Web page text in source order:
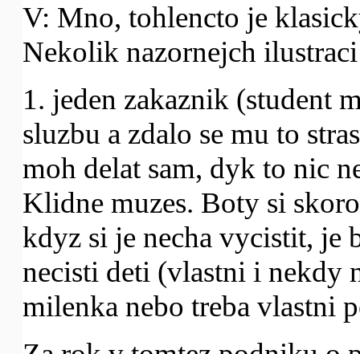
V: Mno, tohlencto je
Nekolik nazornejch
1. jeden zakaznik (student
sluzbu a zdalo se mu to
moh delat sam, dyk to nic
Klidne muzes. Boty si
kdyz si je necha vycistit, je
necisti deti (vlastni i nekdy
milenka nebo treba vlastni